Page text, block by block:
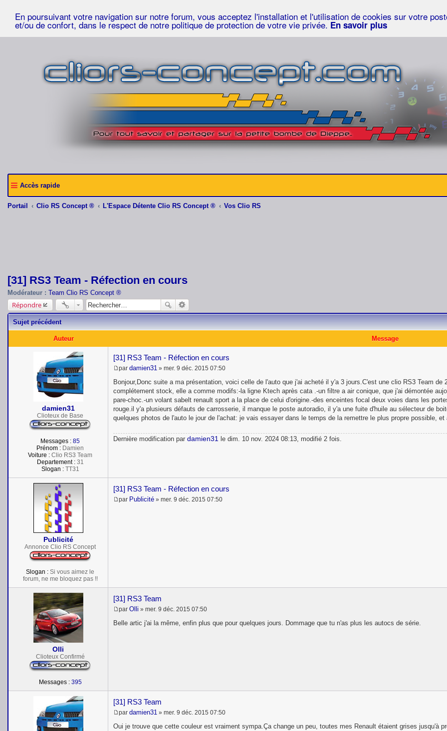
En poursuivant votre navigation sur notre forum, vous acceptez l'installation et l'utilisation de cookies sur votre
et/ou de confort, dans le respect de notre politique de protection de votre vie privée. En savoir plus
Accès rapide
Portail Clio RS Concept ® L'Espace Détente Clio RS Concept ® Vos Clio RS
[31] RS3 Team - Réfection en cours
Modérateur : Team Clio RS Concept ®
Répondre
Sujet précédent
Auteur Message
damien31
Clioteux de Base
Messages : 85
Prénom : Damien
Voiture : Clio RS3 Team
Departement :31
Slogan :TT31
[31] RS3 Team - Réfection en cours
M
e
s
a
g
e
par damien31 » mer. 9 déc. 2015 07:50
Bonjour,Donc suite a ma présentation, voici celle de l'auto que j'ai acheté il y'a 3 jours.C'est une clio RS3 Team
complétement stock, elle a comme modifs:-la ligne Ktech après cata .-un filtre a air conique, que j'ai démontée
pare-choc.-un volant sabelt renault sport a la place de celui d'origine.-des enceintes focal deux voies dans les
rouge.il y'a plusieurs défauts de carrosserie, il manque le poste autoradio, il y'a une fuite d'huile au sélecteur de
quelques photos de l'auto le jour de l'achat: je vais essayer dans le temps de la remettre le plus propre possible,
Dernière modification par damien31 le dim. 10 nov. 2024 08:13, modifié 2 fois.
Publicité
Annonce Clio RS Concept
Slogan : Si vous aimez le
forum, ne me bloquez pas !!
[31] RS3 Team - Réfection en cours
M
par Publicité » mer. 9 déc. 2015 07:50
Olli
Clioteux Confirmé
Messages : 395
[31] RS3 Team
M
e
par Olli » mer. 9 déc. 2015 07:50
Belle artic j'ai la même, enfin plus que pour quelques jours. Dommage que tu n'as plus les autocs de série.
[31] RS3 Team
M
e
par damien31 » mer. 9 déc. 2015 07:50
Oui je trouve que cette couleur est vraiment sympa.Ça change un peu, toutes mes Renault étaient grises jusqu'à